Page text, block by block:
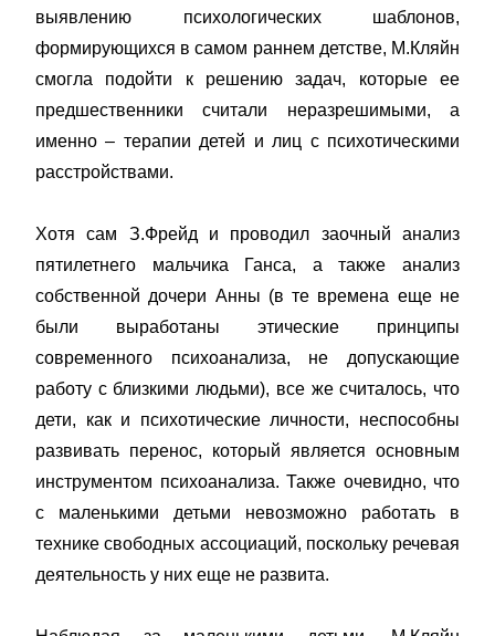
выявлению психологических шаблонов,
формирующихся в самом раннем детстве, М.Кляйн
смогла подойти к решению задач, которые ее
предшественники считали неразрешимыми, а
именно – терапии детей и лиц с психотическими
расстройствами.
Хотя сам З.Фрейд и проводил заочный анализ
пятилетнего мальчика Ганса, а также анализ
собственной дочери Анны (в те времена еще не
были выработаны этические принципы
современного психоанализа, не допускающие
работу с близкими людьми), все же считалось, что
дети, как и психотические личности, неспособны
развивать перенос, который является основным
инструментом психоанализа. Также очевидно, что
с маленькими детьми невозможно работать в
технике свободных ассоциаций, поскольку речевая
деятельность у них еще не развита.